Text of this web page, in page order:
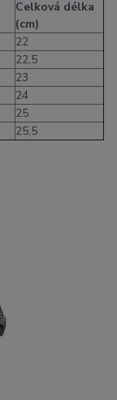
Celková délka
(cm)
22
22,5
23
24
25
25,5